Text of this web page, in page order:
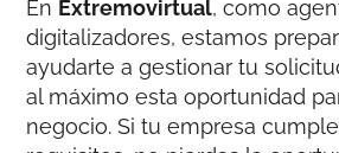
En Extremovirtual, como
digitalizadores, estamos
ayudarte a gestionar tu
al máximo esta oportunidad
negocio. Si tu empresa